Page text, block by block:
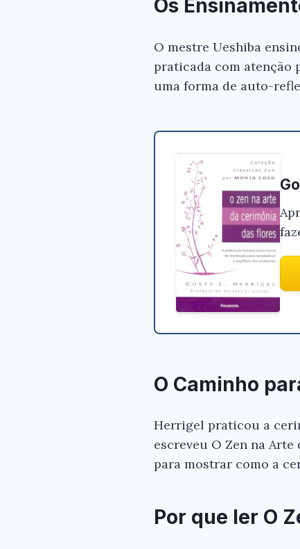
Os
O mestre Ueshiba
praticada com atenção
uma forma de auto-
O Caminho
Herrigel praticou a
escreveu O Zen na
para mostrar como a
Por que ler O